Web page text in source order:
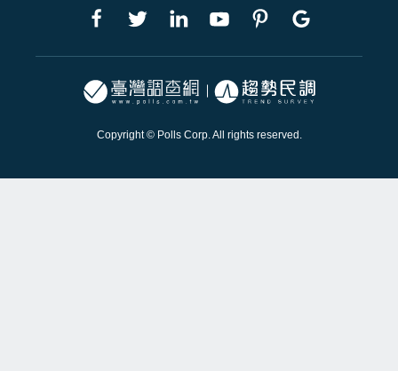
Copyright © Polls Corp. All rights reserved.